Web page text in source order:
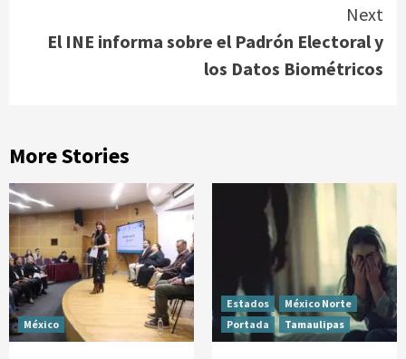
Next
El INE informa sobre el Padrón Electoral y
los Datos Biométricos
More Stories
México
Estados
México Norte
Portada
Tamaulipas